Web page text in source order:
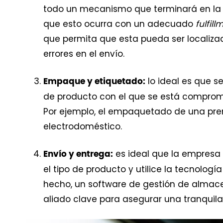
todo un mecanismo que terminará en
que esto ocurra con un adecuado
que permita que esta pueda ser
errores en el envío.
Empaque y etiquetado: lo ideal es que
de producto con el que se está
Por ejemplo, el empaquetado de una
electrodoméstico.
Envío y entrega: es ideal que la
el tipo de producto y utilice la
hecho, un software de gestión de
aliado clave para asegurar una